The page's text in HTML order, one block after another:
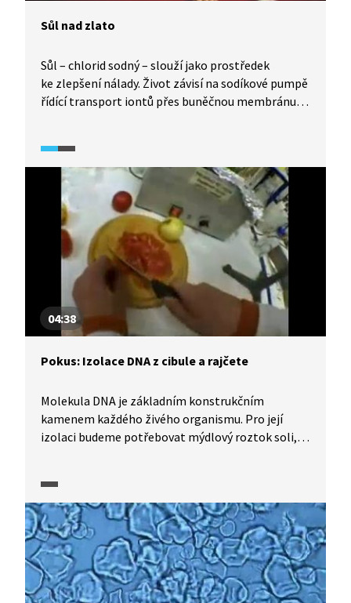
Sůl nad zlato
Sůl – chlorid sodný – slouží jako prostředek
ke zlepšení nálady. Život závisí na sodíkové pumpě
řídící transport iontů přes buněčnou membránu.
od písku, filtrací a následnou krystalizací.
04:38
Pokus: Izolace DNA z cibule a rajčete
Molekula DNA je základním konstrukčním
kamenem každého živého organismu. Pro její
izolaci budeme potřebovat mýdlový roztok soli,
Směs po zahřátí zfiltrujeme. Abychom DNA
uvolnili musíme ještě odstranit histony pomocí
enzymu proteázy a následně do roztoku přidáme
ethanol, v kterém je DNA nerozpustná.